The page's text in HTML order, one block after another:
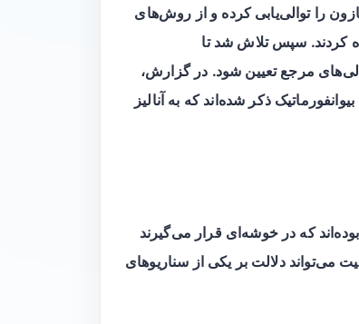
را توالی‌یابی کرده و از روش‌های
کردند. سپس تلاش شد تا
مرجع تعیین شود. در گزارش،
ذکر شده‌اند که به آنالیز
که در خوشه‌ای قرار می‌گیرند
می‌تواند دلالت بر یکی از سناریوهای